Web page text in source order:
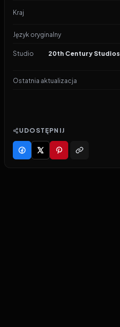
Kraj
Język oryginalny
Studio 20th Century Studios
Ostatnia aktualizacja
UDOSTĘPNIJ